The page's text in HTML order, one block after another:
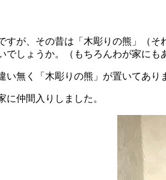
が、その昔は「木彫りの熊」（
しょうか。（もちろんわが家にも
無く「木彫りの熊」が置いてあ
仲間入りしました。